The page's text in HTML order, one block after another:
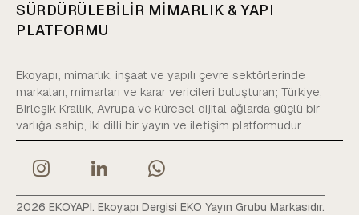
SÜRDÜRÜLEBİLİR MİMARLIK & YAPI
PLATFORMU
Ekoyapı; mimarlık, inşaat ve yapılı çevre sektörlerinde
markaları, mimarları ve karar vericileri buluşturan; Türkiye,
Birleşik Krallık, Avrupa ve küresel dijital ağlarda güçlü bir
varlığa sahip, iki dilli bir yayın ve iletişim platformudur.
2026 EKOYAPI. Ekoyapı Dergisi EKO Yayın Grubu Markasıdır.